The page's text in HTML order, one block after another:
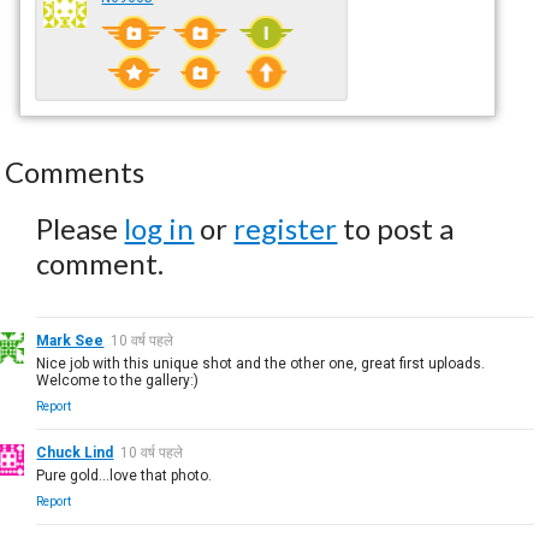
Comments
Please log in or register to post a
comment.
Mark See 10 वर्ष पहले
Nice job with this unique shot and the other one, great first uploads.
Welcome to the gallery:)
Report
Chuck Lind
10 वर्ष पहले
Pure gold...love that photo.
Report